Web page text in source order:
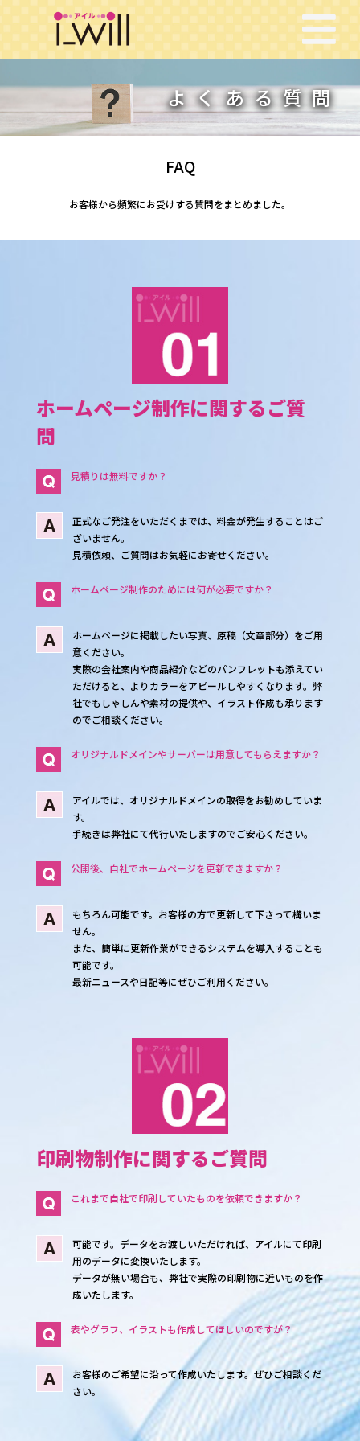
よくある質問
FAQ
お客様から頻繁にお受けする質問をまとめました。
ホームページ制作に関するご質
問
見積りは無料ですか？
正式なご発注をいただくまでは、料金が発生することはご
ざいません。
見積依頼、ご質問はお気軽にお寄せください。
ホームページ制作のためには何が必要ですか？
ホームページに掲載したい写真、原稿（文章部分）をご用
意ください。
実際の会社案内や商品紹介などのパンフレットも添えてい
ただけると、よりカラーをアピールしやすくなります。弊
社でもしゃしんや素材の提供や、イラスト作成も承ります
のでご相談ください。
オリジナルドメインやサーバーは用意してもらえますか？
アイルでは、オリジナルドメインの取得をお勧めしていま
す。
手続きは弊社にて代行いたしますのでご安心ください。
公開後、自社でホームページを更新できますか？
もちろん可能です。お客様の方で更新して下さって構いま
せん。
また、簡単に更新作業ができるシステムを導入することも
可能です。
最新ニュースや日記等にぜひご利用ください。
印刷物制作に関するご質問
これまで自社で印刷していたものを依頼できますか？
可能です。データをお渡しいただければ、アイルにて印刷
用のデータに変換いたします。
データが無い場合も、弊社で実際の印刷物に近いものを作
成いたします。
表やグラフ、イラストも作成してほしいのですが？
お客様のご希望に沿って作成いたします。ぜひご相談くだ
さい。